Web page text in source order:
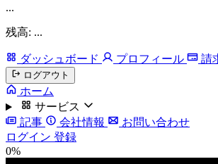
...
残高: ...
ダッシュボード プロフィール 請
ログアウト
ホーム
サービス
記事
会社情報
お問い合わせ
ログイン 登録
0%